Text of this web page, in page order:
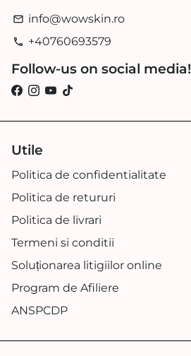
email info@wowskin.ro
phone +40760693579
Follow-us on social media!
Utile
Politica de confidentialitate
Politica de retururi
Politica de livrari
Termeni si conditii
Soluționarea litigiilor online
Program de Afiliere
ANSPCDP